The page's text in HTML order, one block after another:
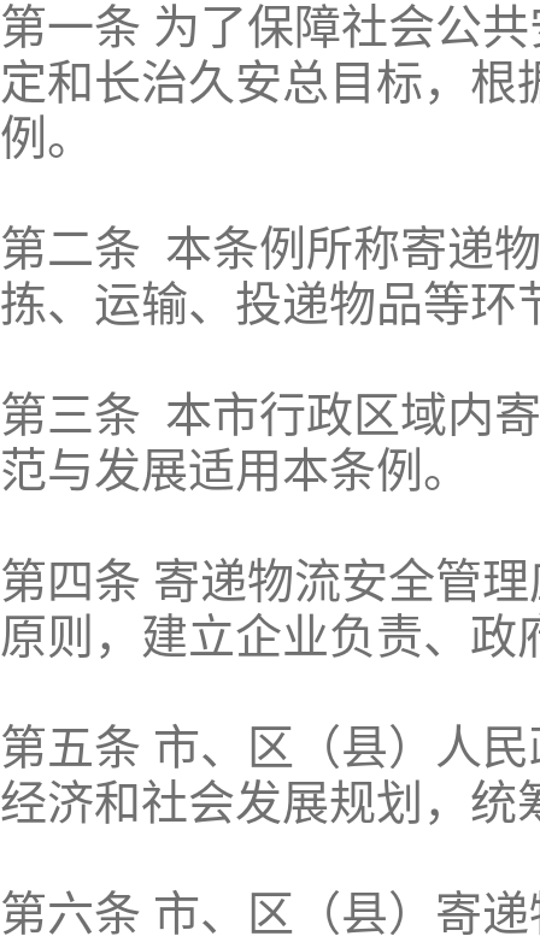
第一条 为了保障社会公
定和长治久安总目标，
例。
第二条 本条例所称寄递
拣、运输、投递物品等环
第三条 本市行政区域内
范与发展适用本条例。
第四条 寄递物流安全管
原则，建立企业负责、
第五条 市、区（县）人
经济和社会发展规划，统
第六条 市、区（县）寄